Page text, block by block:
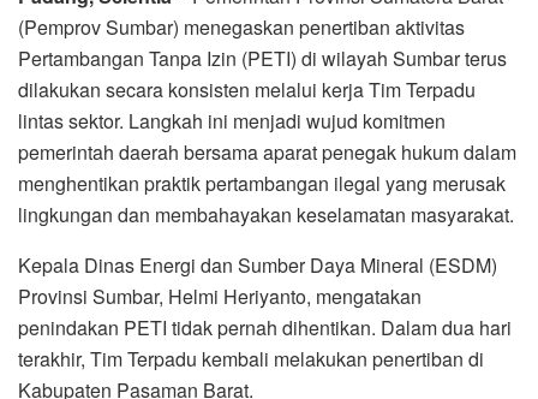
(Pemprov Sumbar) menegaskan penertiban aktivitas
Pertambangan Tanpa Izin (PETI) di wilayah Sumbar terus
dilakukan secara konsisten melalui kerja Tim Terpadu
lintas sektor. Langkah ini menjadi wujud komitmen
pemerintah daerah bersama aparat penegak hukum dalam
menghentikan praktik pertambangan ilegal yang merusak
lingkungan dan membahayakan keselamatan masyarakat.
Kepala Dinas Energi dan Sumber Daya Mineral (ESDM)
Provinsi Sumbar, Helmi Heriyanto, mengatakan
penindakan PETI tidak pernah dihentikan. Dalam dua hari
terakhir, Tim Terpadu kembali melakukan penertiban di
Kabupaten Pasaman Barat.